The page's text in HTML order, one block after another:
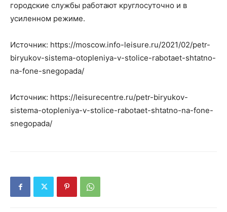
городские службы работают круглосуточно и в
усиленном режиме.
Источник: https://moscow.info-leisure.ru/2021/02/petr-
biryukov-sistema-otopleniya-v-stolice-rabotaet-shtatno-
na-fone-snegopada/
Источник: https://leisurecentre.ru/petr-biryukov-
sistema-otopleniya-v-stolice-rabotaet-shtatno-na-fone-
snegopada/